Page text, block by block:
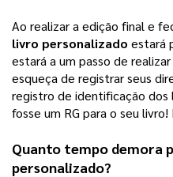
livro personalizado estará
estará a um passo de
esqueça de registrar seus
registro de identificação dos
fosse um RG para o seu
Quanto tempo demora
personalizado?